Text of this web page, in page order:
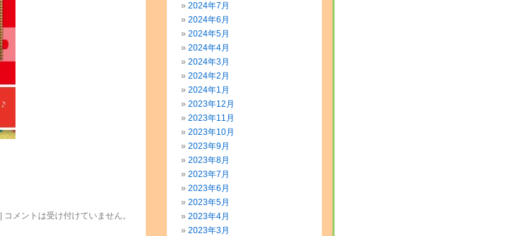
コメントは受け付けていません。
2024年7月
2024年6月
2024年5月
2024年4月
2024年3月
2024年2月
2024年1月
2023年12月
2023年11月
2023年10月
2023年9月
2023年8月
2023年7月
2023年6月
2023年5月
2023年4月
2023年3月